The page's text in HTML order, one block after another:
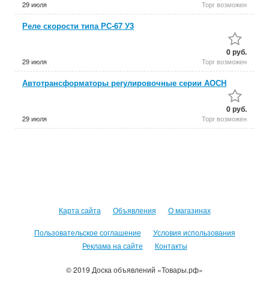
29 июля Торг возможен
Реле скорости типа РС-67 У3
29 июля
0 руб.
Торг возможен
Автотрансформаторы регулировочные серии АОСН
29 июля
0 руб.
Торг возможен
Карта сайта Объявления О магазинах
Пользовательское соглашение
Условия использования
Реклама на сайте
Контакты
© 2019 Доска объявлений «Товары.рф»